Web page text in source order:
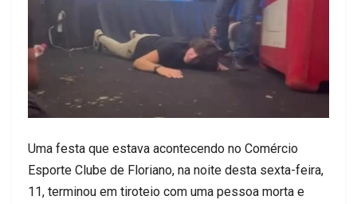
Uma festa que estava acontecendo no Comércio
Esporte Clube de Floriano, na noite desta sexta-feira,
11, terminou em tiroteio com uma pessoa morta e